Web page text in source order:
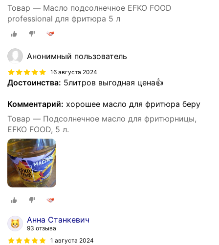
Товар — Масло подсолнечное EFKO FOOD
professional для фритюра 5 л
Анонимный пользователь
16 августа 2024
Достоинства: 5литров выгодная цена👍
Комментарий: хорошее масло для фритюра беру
Товар — Подсолнечное масло для фритюрницы,
EFKO FOOD, 5 л.
Анна Станкевич
93 отзыва
1 августа 2024